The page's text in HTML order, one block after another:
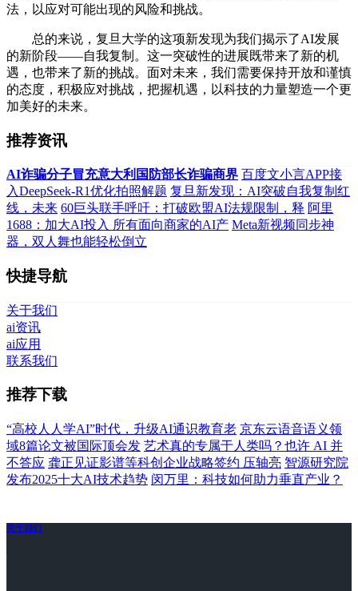
法，以应对可能出现的风险和挑战。
总的来说，复旦大学的这项新发现为我们揭示了AI发展
的新阶段——自我复制。这一突破性的进展既带来了新的机
遇，也带来了新的挑战。面对未来，我们需要保持开放和谨慎
的态度，积极应对挑战，把握机遇，以科技的力量塑造一个更
加美好的未来。
推荐资讯
AI诈骗分子冒充意大利国防部长诈骗商界 百度文小言APP接
入DeepSeek-R1优化拍照解题 复旦新发现：AI突破自我复制红
线，未来 60巨头联手呼吁：打破欧盟AI法规限制，释 阿里
1688：加大AI投入 所有面向商家的AI产 Meta新视频同步神
器，双人舞也能轻松倒立
快捷导航
关于我们
ai资讯
ai应用
联系我们
推荐下载
“高校人人学AI”时代，升级AI通识教育老 京东云语音语义领
域8篇论文被国际顶会发 艺术真的专属于人类吗？也许 AI 并
不答应 龚正见证影谱等科创企业战略签约 压轴亮 智源研究院
发布2025十大AI技术趋势 闵万里：科技如何助力垂直产业？
关于我们